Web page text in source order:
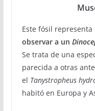
Este fósil representa
observar a un
Se trata de una
parecida a otras
el Tanystropheus
habitó en Europa y